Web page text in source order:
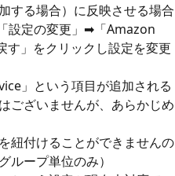
する場合）に反映させる場合
設定の変更」➡「Amazon
す」をクリックし設定を変更
」という項目が追加される
ございませんが、あらかじめ
紐付けることができませんの
ループ単位のみ）